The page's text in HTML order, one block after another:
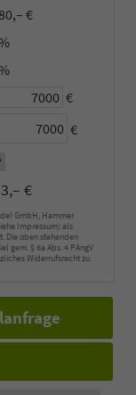
€
€
€
€
GmbH, Hammer
Impressum) als
Die oben stehenden
gem. § 6a Abs. 4 PAngV
Widerrufsrecht zu.